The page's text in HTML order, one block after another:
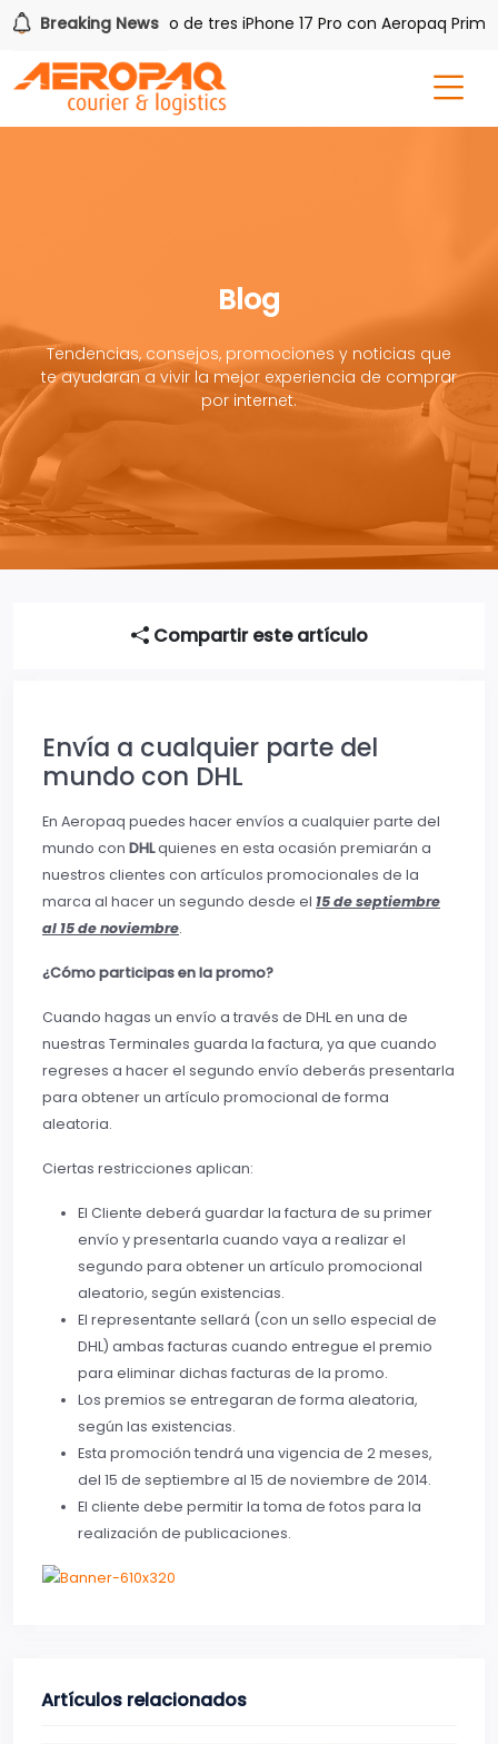
Breaking News
Gana uno de tres iPhone 17 Pro con Aeropaq Prime
Blog
Tendencias, consejos, promociones y noticias que
te ayudaran a vivir la mejor experiencia de comprar
por internet.
Compartir este artículo
Envía a cualquier parte del
mundo con DHL
En Aeropaq puedes hacer envíos a cualquier parte del
mundo con DHLquienes en esta ocasión premiarán a
nuestros clientes con artículos promocionales de la
marca al hacer un segundo desde el 15 de septiembre
al 15 de noviembre.
¿Cómo participas en la promo?
Cuando hagas un envío a través de DHL en una de
nuestras Terminales guarda la factura, ya que cuando
regreses a hacer el segundo envío deberás presentarla
para obtener un artículo promocional de forma
aleatoria.
Ciertas restricciones aplican:
El Cliente deberá guardar la factura de su primer
envío y presentarla cuando vaya a realizar el
segundo para obtener un artículo promocional
aleatorio, según existencias.
El representante sellará (con un sello especial de
DHL) ambas facturas cuando entregue el premio
para eliminar dichas facturas de la promo.
Los premios se entregaran de forma aleatoria,
según las existencias.
Esta promoción tendrá una vigencia de 2 meses,
del 15 de septiembre al 15 de noviembre de 2014.
El cliente debe permitir la toma de fotos para la
realización de publicaciones.
Artículos relacionados